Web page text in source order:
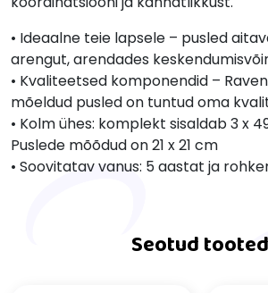
• Ideaalne teie lapsele – pusled
arengut, arendades
• Kvaliteetsed komponendid –
mõeldud pusled on tuntud oma
• Kolm ühes: komplekt sisaldab 3 x
Puslede mõõdud on 21 x 21 cm
• Soovitatav vanus: 5 aastat ja
Seotud tooted